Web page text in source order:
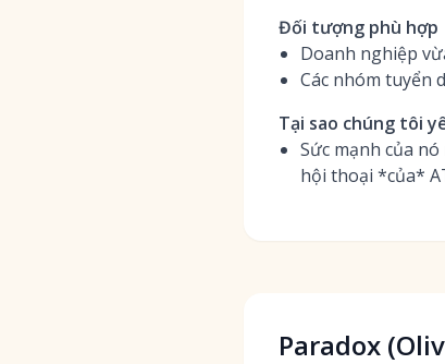
Đối tượng phù hợp
Doanh nghiệp
Các nhóm tuyển
Tại sao chúng tôi
Sức mạnh của
hội thoại *của*
Paradox